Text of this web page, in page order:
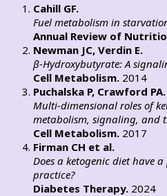
Cahill GF.
Fuel metabolism in
Annual Review of
Newman JC, Verdin E.
β-Hydroxybutyrate: A
Cell Metabolism. 2014
Puchalska P, Crawford PA.
Multi-dimensional roles of
metabolism, signaling, and
Cell Metabolism. 2017
Firman CH et al.
Does a ketogenic diet have
practice?
Diabetes Therapy. 2024